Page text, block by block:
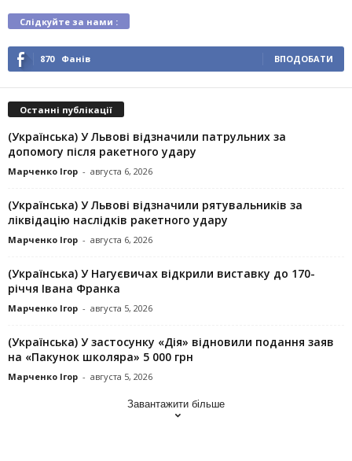
Слідкуйте за нами :
870 Фанів ВПОДОБАТИ
Останні публікації
(Українська) У Львові відзначили патрульних за
допомогу після ракетного удару
Марченко Ігор - августа 6, 2026
(Українська) У Львові відзначили рятувальників за
ліквідацію наслідків ракетного удару
Марченко Ігор - августа 6, 2026
(Українська) У Нагуєвичах відкрили виставку до 170-
річчя Івана Франка
Марченко Ігор - августа 5, 2026
(Українська) У застосунку «Дія» відновили подання заяв
на «Пакунок школяра» 5 000 грн
Марченко Ігор - августа 5, 2026
Завантажити більше